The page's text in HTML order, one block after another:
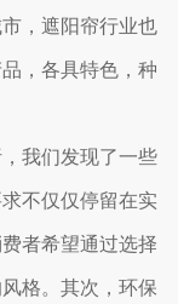
，遮阳帘行业也
，各具特色，种
我们发现了一些
不仅仅停留在实
者希望通过选择
格。其次，环保